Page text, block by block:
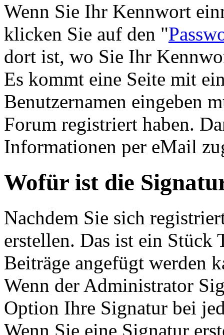
Wenn Sie Ihr Kennwort
klicken Sie auf den "
dort ist, wo Sie Ihr
Es kommt eine Seite mit
Benutzernamen eingeben
Forum registriert haben.
Informationen per eMail
Wofür ist die
Nachdem Sie sich
erstellen. Das ist ein Stück
Beiträge angefügt werden
Wenn der Administrator
Option Ihre Signatur bei
Wenn Sie eine Signatur